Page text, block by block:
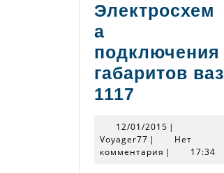
Электросхем
а
подключения
габаритов ваз
1117
габаритов
ваз
12/01/2015 12/01/2015
|
Voyager77 Voyager77
|
Нет
комментария | 17:34